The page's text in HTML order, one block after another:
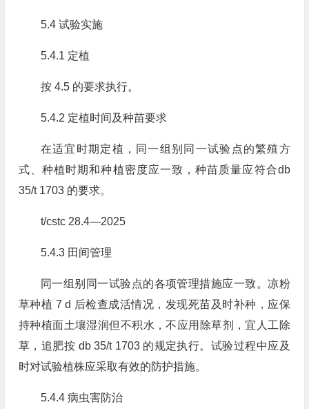
5.4 试验实施
5.4.1 定植
按 4.5 的要求执行。
5.4.2 定植时间及种苗要求
在适宜时期定植，同一组别同一试验点的繁殖方
式、种植时期和种植密度应一致，种苗质量应符合db
35/t 1703 的要求。
t/cstc 28.4—2025
5.4.3 田间管理
同一组别同一试验点的各项管理措施应一致。凉粉
草种植 7 d 后检查成活情况，发现死苗及时补种，应保
持种植面土壤湿润但不积水，不应用除草剂，宜人工除
草，追肥按 db 35/t 1703 的规定执行。试验过程中应及
时对试验植株应采取有效的防护措施。
5.4.4 病虫害防治